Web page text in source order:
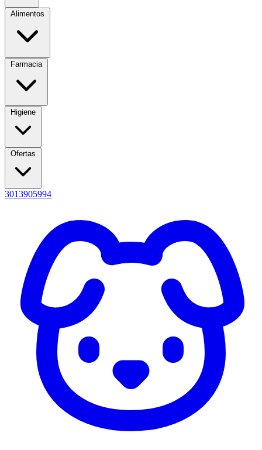
Alimentos
Farmacia
Higiene
Ofertas
3013905994